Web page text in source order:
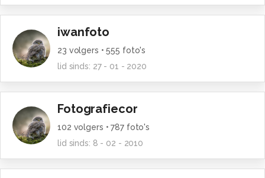
iwanfoto
23 volgers •555 foto's
lid sinds: 27 - 01 - 2020
Fotografiecor
102 volgers •787foto's
lid sinds: 8 - 02 - 2010